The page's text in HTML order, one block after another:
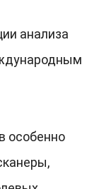
анализа
особенно
,